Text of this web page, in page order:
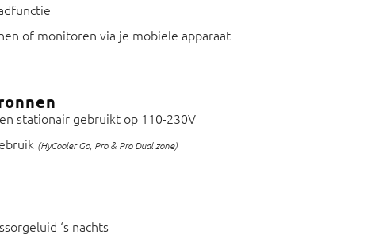
of monitoren via je mobiele apparaat
stationair gebruikt op 110-230V
(HyCooler Go, Pro & Pro Dual zone)
‘s nachts